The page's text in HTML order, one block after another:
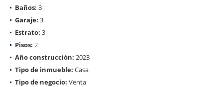
Baños: 3
Garaje: 3
Estrato: 3
Pisos: 2
Año construcción: 2023
Tipo de inmueble: Casa
Tipo de negocio: Venta